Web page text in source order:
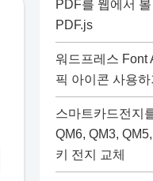
PDF를 웹에서
PDF.js
워드프레스 Font
픽 아이콘 사용하
스마트카드전지
QM6, QM3,
키 전지 교체